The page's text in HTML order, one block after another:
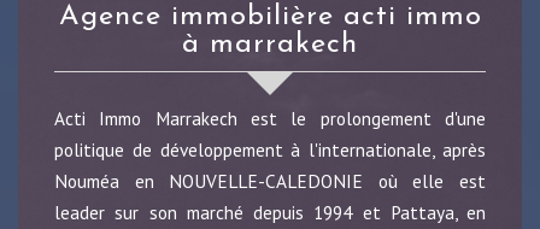
agence immobilière acti immo
à marrakech
Acti Immo Marrakech est le prolongement d'une
politique de développement à l'internationale, après
Nouméa en NOUVELLE-CALEDONIE où elle est
leader sur son marché depuis 1994 et Pattaya, en